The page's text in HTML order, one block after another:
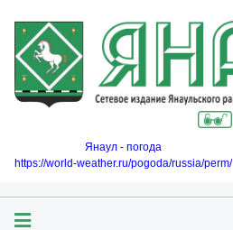
Янаул - погода
https://world-weather.ru/pogoda/russia/perm/